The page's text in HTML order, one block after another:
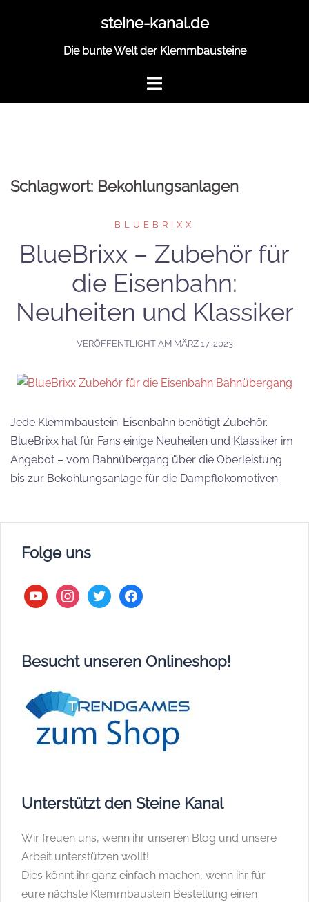
steine-kanal.de
Die bunte Welt der Klemmbausteine
Schlagwort: Bekohlungsanlagen
BLUEBRIXX
BlueBrixx – Zubehör für
die Eisenbahn:
Neuheiten und Klassiker
VERÖFFENTLICHT AM MÄRZ 17, 2023
Jede Klemmbaustein-Eisenbahn benötigt Zubehör.
BlueBrixx hat für Fans einige Neuheiten und Klassiker im
Angebot – vom Bahnübergang über die Oberleistung
bis zur Bekohlungsanlage für die Dampflokomotiven.
Folge uns
youtubeinstagram
twitter facebook
Besucht unseren Onlineshop!
Unterstützt den Steine Kanal
Wir freuen uns, wenn ihr unseren Blog und unsere
Arbeit unterstützen wollt!
Dies könnt ihr ganz einfach machen, wenn ihr für
eure nächste Klemmbaustein Bestellung einen